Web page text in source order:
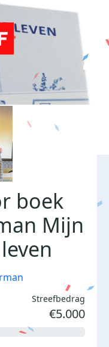
boek
Mijn
Streefbedrag
€5.000